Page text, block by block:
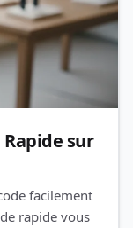
Rapide sur
facilement
rapide vous